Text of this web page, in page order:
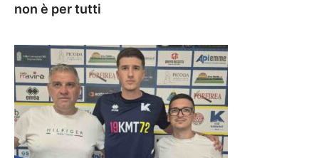
non è per tutti